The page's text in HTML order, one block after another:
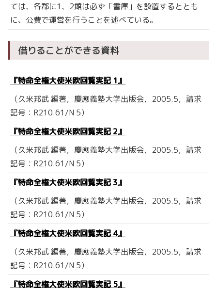
ては、各郡に1、2館は必ず「書庫」を設置するととも
に、公費で運営を行うことを述べている。
借りることができる資料
『特命全権大使米欧回覧実記 1』
（久米邦武 編著，慶應義塾大学出版会，2005.5，請求
記号：R210.61/N 5）
『特命全権大使米欧回覧実記 2』
（久米邦武 編著，慶應義塾大学出版会，2005.5，請求
記号：R210.61/N 5）
『特命全権大使米欧回覧実記 3』
（久米邦武 編著，慶應義塾大学出版会，2005.5，請求
記号：R210.61/N 5）
『特命全権大使米欧回覧実記 4』
（久米邦武 編著，慶應義塾大学出版会，2005.5，請求
記号：R210.61/N 5）
『特命全権大使米欧回覧実記 5』